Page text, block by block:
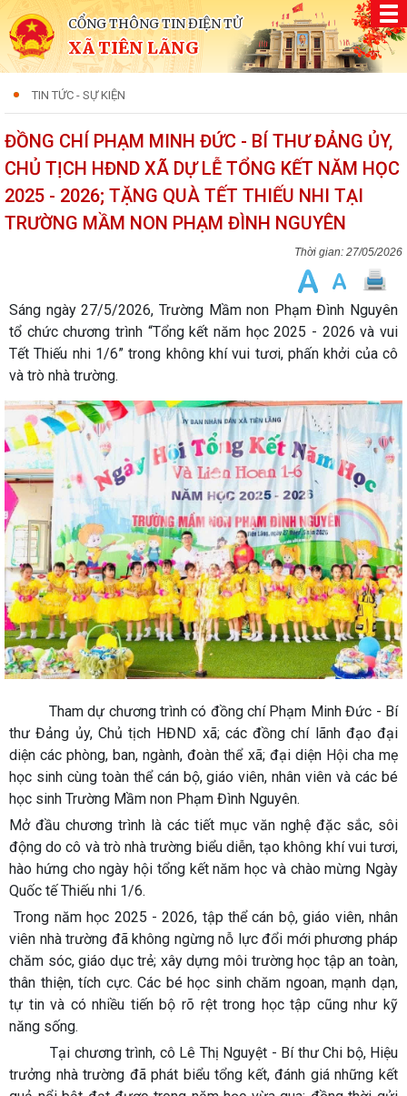
CỔNG THÔNG TIN ĐIỆN TỬ
XÃ TIÊN LÃNG
TIN TỨC - SỰ KIỆN
ĐỒNG CHÍ PHẠM MINH ĐỨC - BÍ THƯ ĐẢNG ỦY,
CHỦ TỊCH HĐND XÃ DỰ LỄ TỔNG KẾT NĂM HỌC
2025 - 2026; TẶNG QUÀ TẾT THIẾU NHI TẠI
TRƯỜNG MẦM NON PHẠM ĐÌNH NGUYÊN
27/05/2026
Sáng ngày 27/5/2026, Trường Mầm non Phạm Đình Nguyên
tổ chức chương trình “Tổng kết năm học 2025 - 2026 và vui
Tết Thiếu nhi 1/6” trong không khí vui tươi, phấn khởi của cô
và trò nhà trường.
Tham dự chương trình có đồng chí Phạm Minh Đức - Bí
thư Đảng ủy, Chủ tịch HĐND xã; các đồng chí lãnh đạo đại
diện các phòng, ban, ngành, đoàn thể xã; đại diện Hội cha mẹ
học sinh cùng toàn thể cán bộ, giáo viên, nhân viên và các bé
học sinh Trường Mầm non Phạm Đình Nguyên.
Mở đầu chương trình là các tiết mục văn nghệ đặc sắc, sôi
động do cô và trò nhà trường biểu diễn, tạo không khí vui tươi,
hào hứng cho ngày hội tổng kết năm học và chào mừng Ngày
Quốc tế Thiếu nhi 1/6.
Trong năm học 2025 - 2026, tập thể cán bộ, giáo viên, nhân
viên nhà trường đã không ngừng nỗ lực đổi mới phương pháp
chăm sóc, giáo dục trẻ; xây dựng môi trường học tập an toàn,
thân thiện, tích cực. Các bé học sinh chăm ngoan, mạnh dạn,
tự tin và có nhiều tiến bộ rõ rệt trong học tập cũng như kỹ
năng sống.
Tại chương trình, cô Lê Thị Nguyệt - Bí thư Chi bộ, Hiệu
trưởng nhà trường đã phát biểu tổng kết, đánh giá những kết